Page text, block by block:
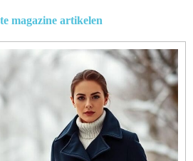
magazine artikelen